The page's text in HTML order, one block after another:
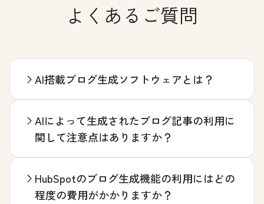
よくあるご質問
AI搭載ブログ生成ソフトウェアとは？
AIによって生成されたブログ記事の利用に
関して注意点はありますか？
HubSpotのブログ生成機能の利用にはどの
程度の費用がかかりますか？